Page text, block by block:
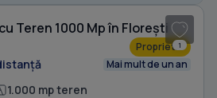
1
Teren 1000 Mp în Florești
Proprietar
Mai mult de un an
1.000 mp teren